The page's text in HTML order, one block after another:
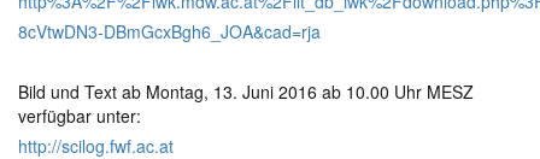
8cVtwDN3-DBmGcxBgh6_JOA&cad=rja
Bild und Text ab Montag, 13. Juni 2016 ab 10.00 Uhr MESZ
verfügbar unter:
http://scilog.fwf.ac.at